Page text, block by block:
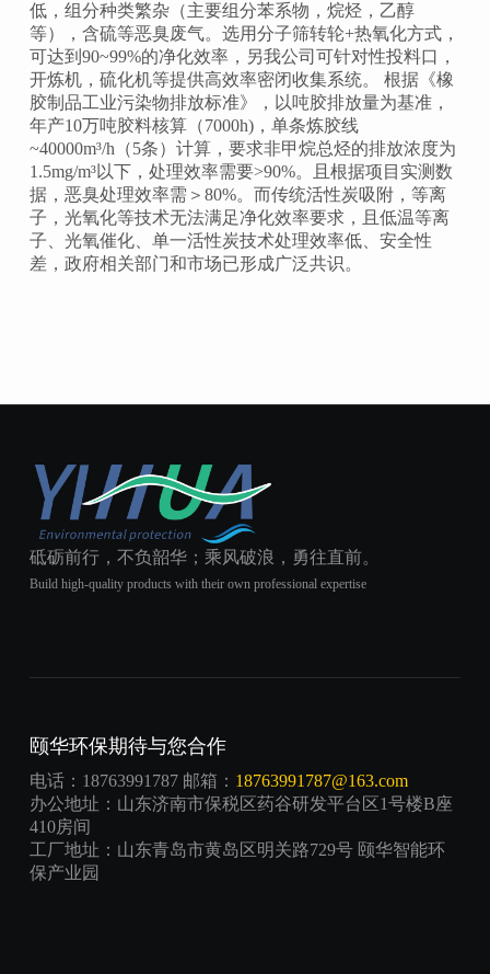
低，组分种类繁杂（主要组分苯系物，烷烃，乙醇
等），含硫等恶臭废气。选用分子筛转轮+热氧化方式，
可达到90~99%的净化效率，另我公司可针对性投料口，
开炼机，硫化机等提供高效率密闭收集系统。 根据《橡
胶制品工业污染物排放标准》，以吨胶排放量为基准，
年产10万吨胶料核算（7000h)，单条炼胶线
~40000m³/h（5条）计算，要求非甲烷总烃的排放浓度为
1.5mg/m³以下，处理效率需要>90%。且根据项目实测数
据，恶臭处理效率需＞80%。而传统活性炭吸附，等离
子，光氧化等技术无法满足净化效率要求，且低温等离
子、光氧催化、单一活性炭技术处理效率低、安全性
差，政府相关部门和市场已形成广泛共识。
砥砺前行，不负韶华；乘风破浪，勇往直前。
Build high-quality products with their own professional expertise
颐华环保期待与您合作
电话：18763991787 邮箱： 18763991787@163.com
办公地址：山东济南市保税区药谷研发平台区1号楼B座
410房间
工厂地址：山东青岛市黄岛区明关路729号 颐华智能环
保产业园